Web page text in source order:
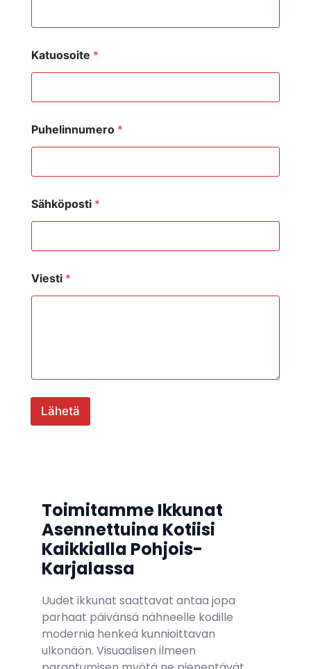
Katuosoite *
Puhelinnumero *
Sähköposti *
Viesti *
Lähetä
Toimitamme Ikkunat
Asennettuina Kotiisi
Kaikkialla Pohjois-
Karjalassa
Uudet ikkunat saattavat antaa jopa
parhaat päivänsä nähneelle kodille
modernia henkeä kunnioittavan
ulkonäön. Visuaalisen ilmeen